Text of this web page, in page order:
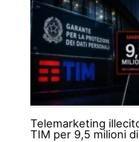
Telemarketing
TIM per 9,5 milioni